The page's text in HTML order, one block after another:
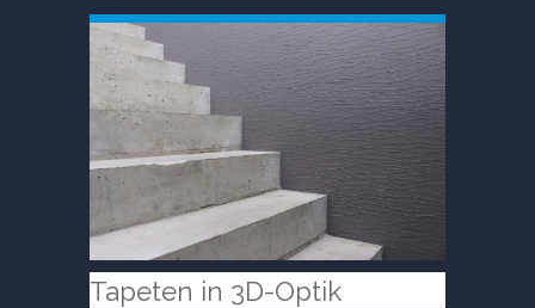
Tapeten in 3D-Optik